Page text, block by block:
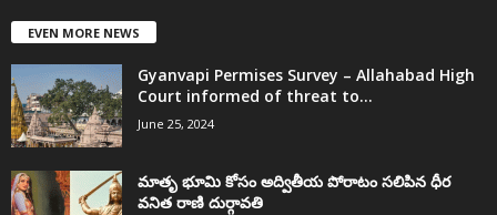
EVEN MORE NEWS
Gyanvapi Permises Survey – Allahabad High
Court informed of threat to...
June 25, 2024
మాతృ భూమి కోసం అద్వితీయ పోరాటం సలిపిన ధీర
వనిత రాణి దుర్గావతి